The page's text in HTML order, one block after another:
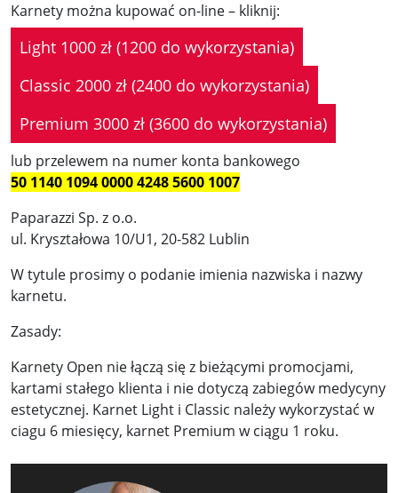
Karnety można kupować on-line – kliknij:
Light 1000 zł (1200 do wykorzystania)
Classic 2000 zł (2400 do wykorzystania)
Premium 3000 zł (3600 do wykorzystania)
lub przelewem na numer konta bankowego
50 1140 1094 0000 4248 5600 1007
Paparazzi Sp. z o.o.
ul. Kryształowa 10/U1, 20-582 Lublin
W tytule prosimy o podanie imienia nazwiska i nazwy
karnetu.
Zasady:
Karnety Open nie łączą się z bieżącymi promocjami,
kartami stałego klienta i nie dotyczą zabiegów medycyny
estetycznej. Karnet Light i Classic należy wykorzystać w
ciagu 6 miesięcy, karnet Premium w ciągu 1 roku.